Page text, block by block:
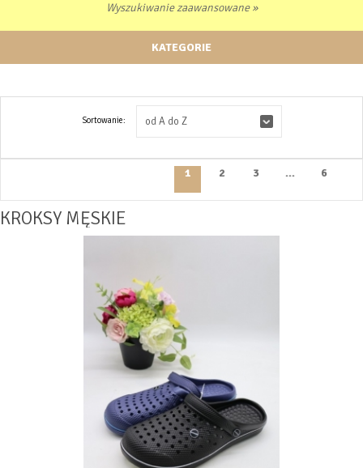
Wyszukiwanie zaawansowane »
KATEGORIE
Sortowanie: od A do Z
1 2 3 ... 6
KROKSY MĘSKIE